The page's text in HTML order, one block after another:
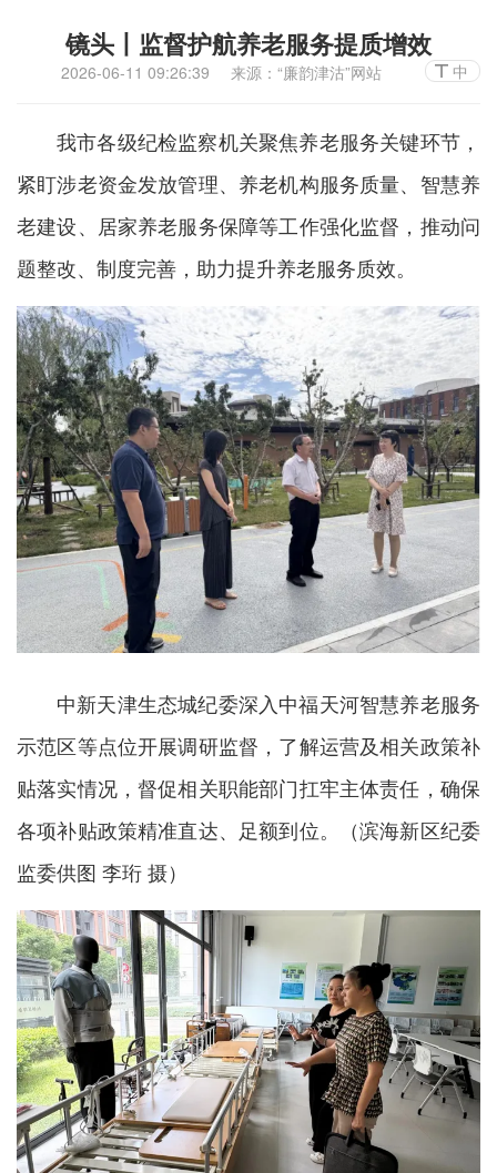
镜头丨监督护航养老服务提质增效
2026-06-11 09:26:39 来源：“廉韵津沽”网站 中
我市各级纪检监察机关聚焦养老服务关键环节，
紧盯涉老资金发放管理、养老机构服务质量、智慧养
老建设、居家养老服务保障等工作强化监督，推动问
题整改、制度完善，助力提升养老服务质效。
中新天津生态城纪委深入中福天河智慧养老服务
示范区等点位开展调研监督，了解运营及相关政策补
贴落实情况，督促相关职能部门扛牢主体责任，确保
各项补贴政策精准直达、足额到位。（滨海新区纪委
监委供图 李珩 摄）